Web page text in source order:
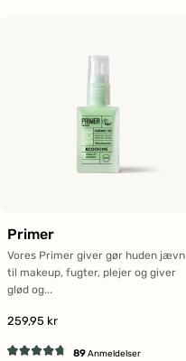
Primer
Vores Primer giver gør huden jævn
til makeup, fugter, plejer og giver
glød og...
259,95 kr
89Anmeldelser